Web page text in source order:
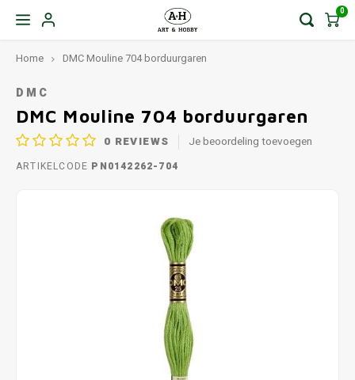
0
Home DMC Mouline 704 borduurgaren
DMC
DMC Mouline 704 borduurgaren
0 REVIEWS Je beoordeling toevoegen
ARTIKELCODE PN0142262-704